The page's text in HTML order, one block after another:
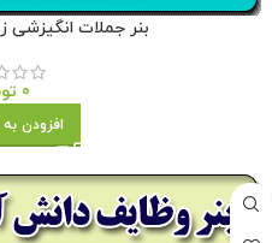
بنر جملات انگیزشی
0
افزودن